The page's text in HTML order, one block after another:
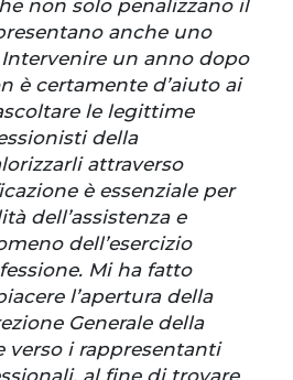
non solo penalizzano il
anche uno
un anno dopo
è certamente d’aiuto ai
le legittime
della
attraverso
è essenziale per
dell’assistenza e
dell’esercizio
Mi ha fatto
l’apertura della
Generale della
verso i rappresentanti